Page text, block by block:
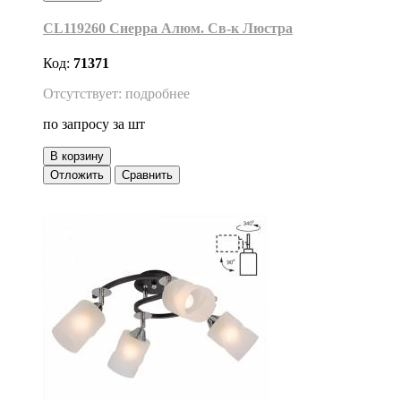
CL119260 Сиерра Алюм. Св-к Люстра
Код: 71371
Отсутствует: подробнее
по запросу за шт
В корзину
Отложить
Сравнить